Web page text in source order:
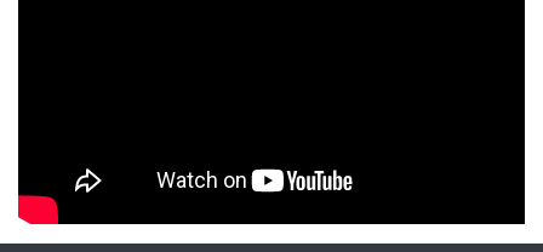
NYXmag 2. Yaş Kutlama Etkinliği